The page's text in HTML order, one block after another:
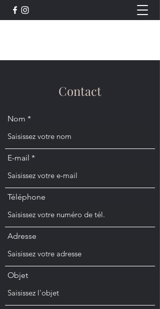
Contact
Nom
E-mail
Téléphone
Adresse
Objet